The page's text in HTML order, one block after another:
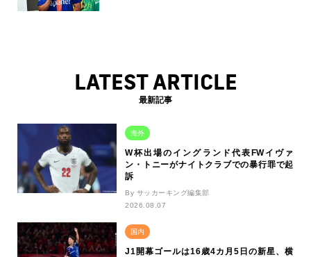
LATEST ARTICLE
最新記事
海外
W杯出場のイングランド代表FWイヴァ
ン・トニーがナイトクラブでの暴行罪で起
訴
By サッカーキング編集部
2026.08.07
国内
J1開幕ゴールは16歳4カ月5日の新星、横